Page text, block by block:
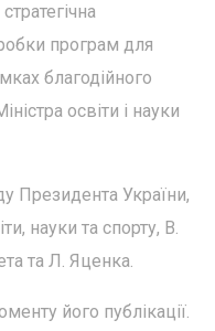
програм для
благодійного
освіти і науки
Президента України,
науки та спорту, В.
та Л. Яценка.
його публікації.